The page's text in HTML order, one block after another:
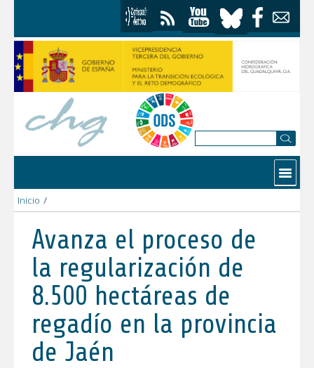
Contactar
Inicio /
Avanza el proceso de
la regularización de
8.500 hectáreas de
regadío en la provincia
de Jaén